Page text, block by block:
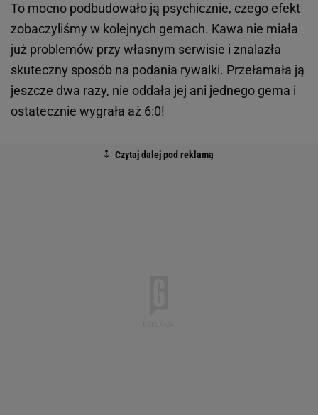
To mocno podbudowało ją psychicznie, czego efekt
zobaczyliśmy w kolejnych gemach. Kawa nie miała
już problemów przy własnym serwisie i znalazła
skuteczny sposób na podania rywalki. Przełamała ją
jeszcze dwa razy, nie oddała jej ani jednego gema i
ostatecznie wygrała aż 6:0!